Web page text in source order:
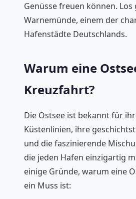
Genüsse freuen können. Los
Warnemünde, einem der
Hafenstädte Deutschlands.
Warum eine
Kreuzfahrt?
Die Ostsee ist bekannt für
Küstenlinien, ihre
und die faszinierende
die jeden Hafen einzigartig
einige Gründe, warum eine
ein Muss ist: